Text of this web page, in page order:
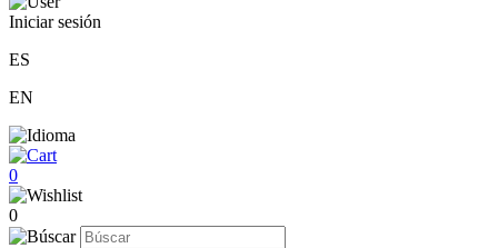
Iniciar sesión
ES
EN
0
0